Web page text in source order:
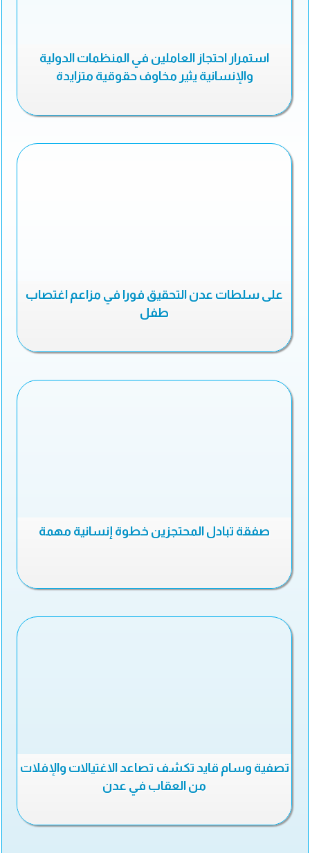
استمرار احتجاز العاملين في المنظمات الدولية
والإنسانية يثير مخاوف حقوقية متزايدة
على سلطات عدن التحقيق فورا في مزاعم اغتصاب
طفل
صفقة تبادل المحتجزين خطوة إنسانية مهمة
تصفية وسام قايد تكشف تصاعد الاغتيالات والإفلات
من العقاب في عدن